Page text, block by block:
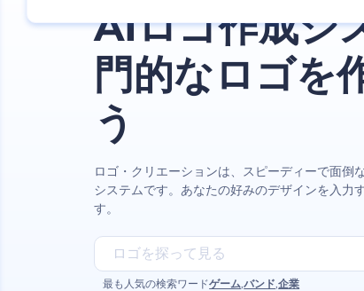
AIロゴ作成シ
門的なロゴを
う
ロゴ・クリエーションは、スピーディーで面倒
システムです。あなたの好みのデザインを入力
す。
最も人気の検索ワードゲーム ,バンド ,企業